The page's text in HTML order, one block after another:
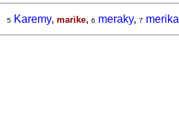
5 Karemy, marike, 6 meraky, 7 merika